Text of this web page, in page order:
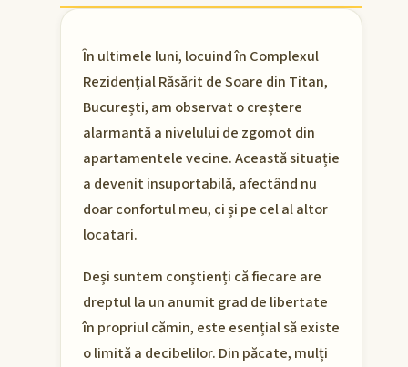
În ultimele luni, locuind în Complexul
Rezidențial Răsărit de Soare din Titan,
București, am observat o creștere
alarmantă a nivelului de zgomot din
apartamentele vecine. Această situație
a devenit insuportabilă, afectând nu
doar confortul meu, ci și pe cel al altor
locatari.
Deși suntem conștienți că fiecare are
dreptul la un anumit grad de libertate
în propriul cămin, este esențial să existe
o limită a decibelilor. Din păcate, mulți